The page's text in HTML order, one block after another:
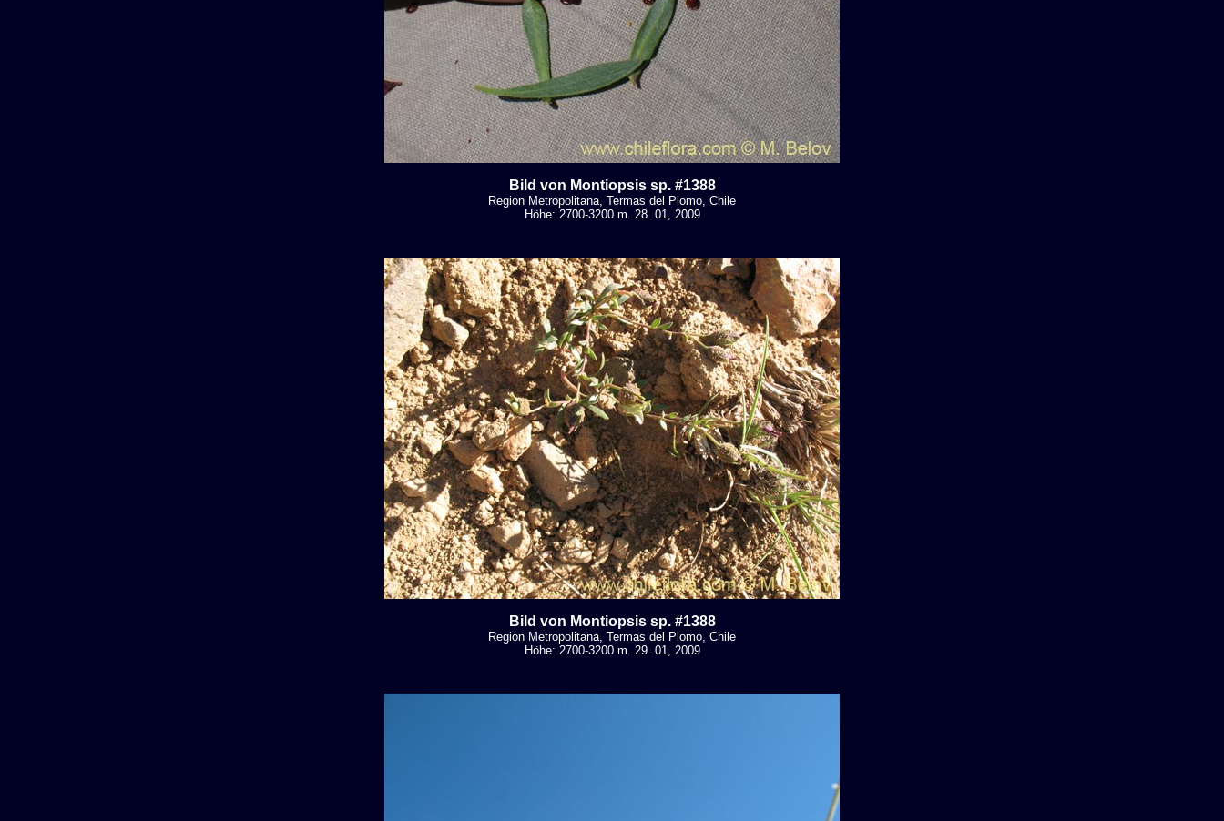
Bild von Montiopsis sp. #1388
Region Metropolitana, Termas del Plomo, Chile
Höhe: 2700-3200 m. 28. 01, 2009
Bild von Montiopsis sp. #1388
Region Metropolitana, Termas del Plomo, Chile
Höhe: 2700-3200 m. 29. 01, 2009